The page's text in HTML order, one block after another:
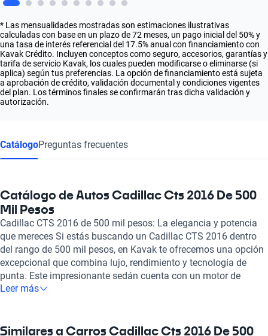
* Las mensualidades mostradas son estimaciones ilustrativas
calculadas con base en un plazo de 72 meses, un pago inicial del 50% y
una tasa de interés referencial del 17.5% anual con financiamiento con
Kavak Crédito. Incluyen conceptos como seguro, accesorios, garantías y
tarifa de servicio Kavak, los cuales pueden modificarse o eliminarse (si
aplica) según tus preferencias. La opción de financiamiento está sujeta
a aprobación de crédito, validación documental y condiciones vigentes
del plan. Los términos finales se confirmarán tras dicha validación y
autorización.
CatálogoPreguntas frecuentes
Catálogo de Autos Cadillac Cts 2016 De 500
Mil Pesos
Cadillac CTS 2016 de 500 mil pesos: La elegancia y potencia
que mereces Si estás buscando un Cadillac CTS 2016 dentro
del rango de 500 mil pesos, en Kavak te ofrecemos una opción
excepcional que combina lujo, rendimiento y tecnología de
punta. Este impresionante sedán cuenta con un motor de
combustión que se despliega en diversas configuraciones,
emocionante. Con prestaciones que permiten alcanzar los 100
Leer más
Similares a Carros Cadillac Cts 2016 De 500